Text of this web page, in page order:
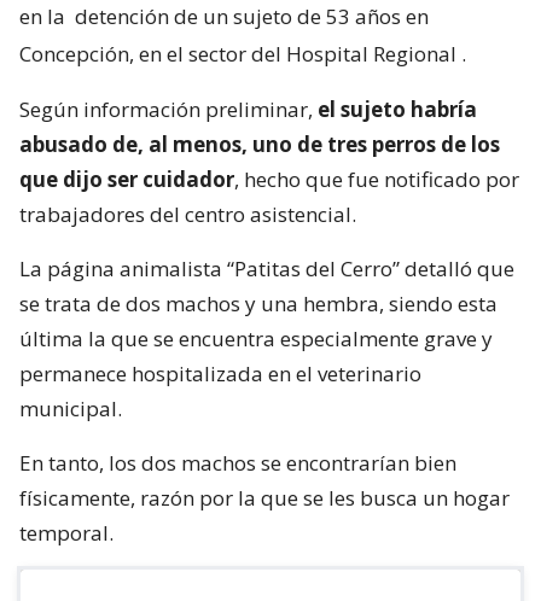
en la detención de un sujeto de 53 años en
Concepción, en el sector del Hospital Regional .
Según información preliminar, el sujeto habría
abusado de, al menos, uno de tres perros de los
que dijo ser cuidador, hecho que fue notificado por
trabajadores del centro asistencial.
La página animalista “Patitas del Cerro” detalló que
se trata de dos machos y una hembra, siendo esta
última la que se encuentra especialmente grave y
permanece hospitalizada en el veterinario
municipal.
En tanto, los dos machos se encontrarían bien
físicamente, razón por la que se les busca un hogar
temporal.